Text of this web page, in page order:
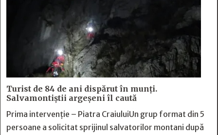
Turist de 84 de ani dispărut în munți.
Salvamontiștii argeșeni îl caută
Prima intervenție – Piatra CraiuluiUn grup format din 5
persoane a solicitat sprijinul salvatorilor montani după